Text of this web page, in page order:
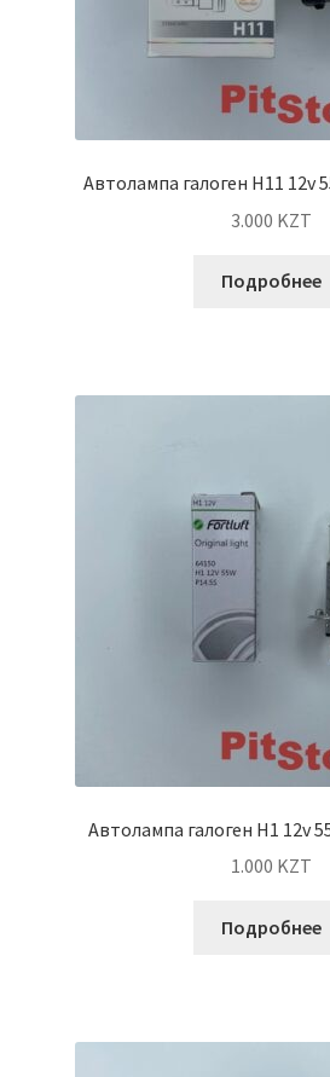
Автолампа галоген H11 12v
3.000 KZT
Подробнее
Автолампа галоген H1 12v
1.000 KZT
Подробнее